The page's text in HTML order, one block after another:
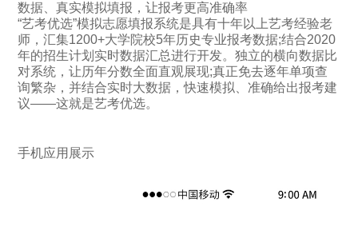
数据、真实模拟填报，让报考更高准确率
“艺考优选”模拟志愿填报系统是具有十年以上艺考经验老
师，汇集1200+大学院校5年历史专业报考数据;结合2020
年的招生计划实时数据汇总进行开发。独立的横向数据比
对系统，让历年分数全面直观展现;真正免去逐年单项查
询繁杂，并结合实时大数据，快速模拟、准确给出报考建
议——这就是艺考优选。
手机应用展示